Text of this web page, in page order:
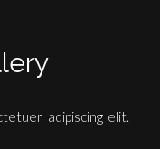
adipiscing elit.